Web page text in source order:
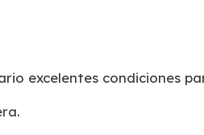
excelentes condiciones